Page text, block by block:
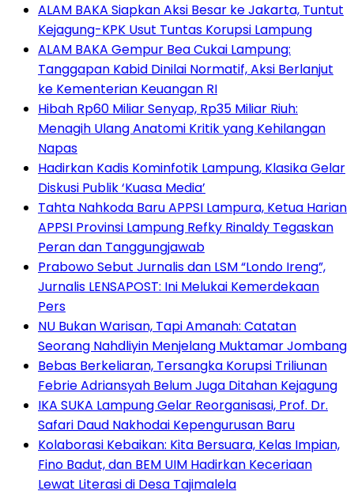
ALAM BAKA Siapkan Aksi Besar ke Jakarta, Tuntut
Kejagung-KPK Usut Tuntas Korupsi Lampung
ALAM BAKA Gempur Bea Cukai Lampung:
Tanggapan Kabid Dinilai Normatif, Aksi Berlanjut
ke Kementerian Keuangan RI
Hibah Rp60 Miliar Senyap, Rp35 Miliar Riuh:
Menagih Ulang Anatomi Kritik yang Kehilangan
Napas
Hadirkan Kadis Kominfotik Lampung, Klasika Gelar
Diskusi Publik ‘Kuasa Media’
Tahta Nahkoda Baru APPSI Lampura, Ketua Harian
APPSI Provinsi Lampung Refky Rinaldy Tegaskan
Peran dan Tanggungjawab
Prabowo Sebut Jurnalis dan LSM “Londo Ireng”,
Jurnalis LENSAPOST: Ini Melukai Kemerdekaan
Pers
NU Bukan Warisan, Tapi Amanah: Catatan
Seorang Nahdliyin Menjelang Muktamar Jombang
Bebas Berkeliaran, Tersangka Korupsi Triliunan
Febrie Adriansyah Belum Juga Ditahan Kejagung
IKA SUKA Lampung Gelar Reorganisasi, Prof. Dr.
Safari Daud Nakhodai Kepengurusan Baru
Kolaborasi Kebaikan: Kita Bersuara, Kelas Impian,
Fino Badut, dan BEM UIM Hadirkan Keceriaan
Lewat Literasi di Desa Tajimalela